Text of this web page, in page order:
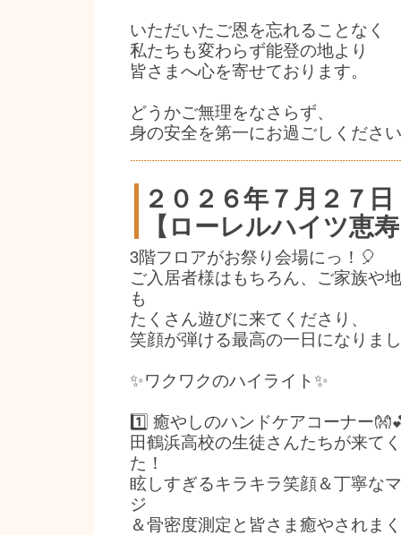
いただいたご恩を忘れることなく
私たちも変わらず能登の地より
皆さまへ心を寄せております。
どうかご無理をなさらず、
身の安全を第一にお過ごしくださ
２０２６年７月２７日
【ローレルハイツ恵
3階フロアがお祭り会場にっ！🎈
ご入居者様はもちろん、ご家族や
も
たくさん遊びに来てくださり、
笑顔が弾ける最高の一日になりま
✨ワクワクのハイライト✨
1️⃣ 癒やしのハンドケアコーナー
田鶴浜高校の生徒さんたちが来て
た！
眩しすぎるキラキラ笑顔＆丁寧な
ジ
＆骨密度測定と皆さま癒やされま